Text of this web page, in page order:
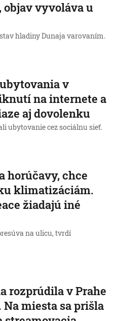
objav vyvoláva u
hladiny Dunaja varovaním.
v
na internete a
aj dovolenku
ubytovanie cez sociálnu sieť.
horúčavy, chce
klimatizáciám.
žiadajú iné
na ulicu, tvrdí
rozprúdila v Prahe
miesta sa prišla